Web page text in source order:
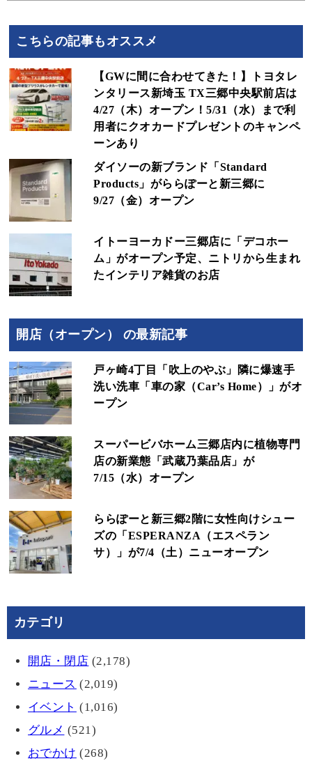
こちらの記事もオススメ
【GWに間に合わせてきた！】トヨタレ
ンタリース新埼玉 TX三郷中央駅前店は
4/27（木）オープン！5/31（水）まで利
用者にクオカードプレゼントのキャンペ
ーンあり
ダイソーの新ブランド「Standard
Products」がららぽーと新三郷に
9/27（金）オープン
イトーヨーカドー三郷店に「デコホー
ム」がオープン予定、ニトリから生まれ
たインテリア雑貨のお店
開店（オープン） の最新記事
戸ヶ崎4丁目「吹上のやぶ」隣に爆速手
洗い洗車「車の家（Car’s Home）」がオ
ープン
スーパービバホーム三郷店内に植物専門
店の新業態「武蔵乃葉品店」が
7/15（水）オープン
ららぽーと新三郷2階に女性向けシュー
ズの「ESPERANZA（エスペラン
サ）」が7/4（土）ニューオープン
カテゴリ
開店・閉店 (2,178)
ニュース (2,019)
イベント (1,016)
グルメ (521)
おでかけ (268)